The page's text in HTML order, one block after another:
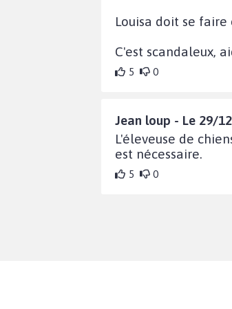
Louisa doit se
C'est scandaleux,
5 0
Jean loup - Le 29/
L'éleveuse de
est nécessaire.
5 0